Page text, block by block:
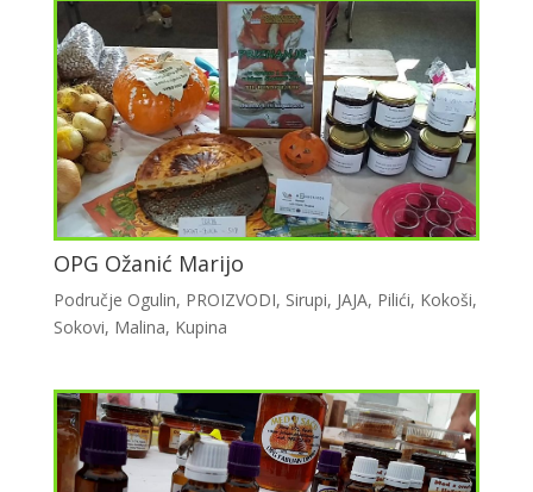
OPG Ožanić Marijo
Područje Ogulin, PROIZVODI, Sirupi, JAJA, Pilići, Kokoši,
Sokovi, Malina, Kupina